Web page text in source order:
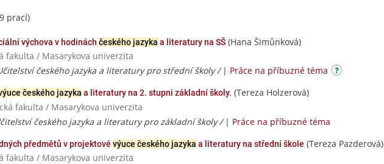
prací)
výchova v hodinách českého jazyka a literatury na SŠ (Hana Šimůnková)
fakulta / Masarykova univerzita
českého jazyka a literatury pro střední školy / | Práce na příbuzné téma
českého jazyka a literatury na 2. stupni základní školy. (Tereza Holzerová)
fakulta / Masarykova univerzita
českého jazyka a literatury pro základní školy / | Práce na příbuzné téma
předmětů v projektové výuce českého jazyka a literatury na střední škole (Tereza Pazderová)
fakulta / Masarykova univerzita